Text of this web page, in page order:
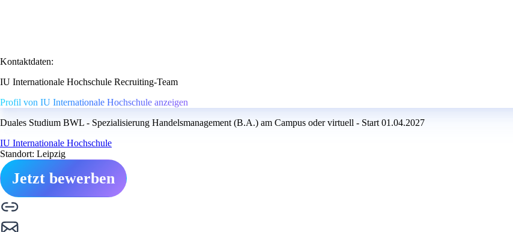
Kontaktdaten:
IU Internationale Hochschule Recruiting-Team
Profil von IU Internationale Hochschule anzeigen
Duales Studium BWL - Spezialisierung Handelsmanagement (B.A.) am Campus oder virtuell - Start 01.04.2027
IU Internationale Hochschule
Standort: Leipzig
Jetzt bewerben